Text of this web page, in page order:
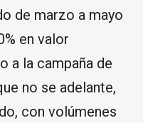
de marzo a mayo
en valor
a la campaña de
no se adelante,
con volúmenes